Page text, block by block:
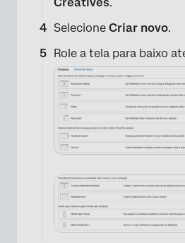
Selecione Criar novo.
Role a tela para baixo